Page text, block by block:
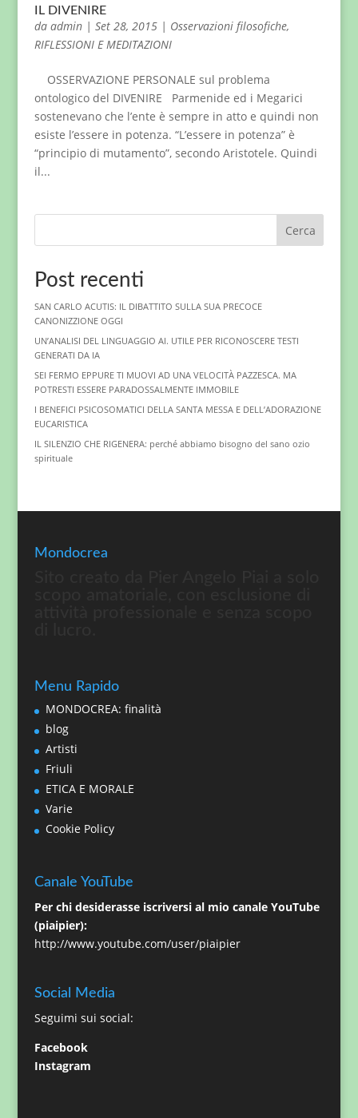
IL DIVENIRE
da admin| Set 28, 2015| Osservazioni filosofiche,
RIFLESSIONI E MEDITAZIONI
OSSERVAZIONE PERSONALE sul problema
ontologico del DIVENIRE Parmenide ed i Megarici
sostenevano che l’ente è sempre in atto e quindi non
esiste l’essere in potenza. “L’essere in potenza” è
“principio di mutamento”, secondo Aristotele. Quindi
il...
Cerca
Post recenti
SAN CARLO ACUTIS: IL DIBATTITO SULLA SUA PRECOCE
CANONIZZIONE OGGI
UN’ANALISI DEL LINGUAGGIO AI. UTILE PER RICONOSCERE TESTI
GENERATI DA IA
SEI FERMO EPPURE TI MUOVI AD UNA VELOCITÀ PAZZESCA. MA
POTRESTI ESSERE PARADOSSALMENTE IMMOBILE
I BENEFICI PSICOSOMATICI DELLA SANTA MESSA E DELL’ADORAZIONE
EUCARISTICA
IL SILENZIO CHE RIGENERA: perché abbiamo bisogno del sano ozio
spirituale
Mondocrea
Menu Rapido
MONDOCREA: finalità
blog
Artisti
Friuli
ETICA E MORALE
Varie
Cookie Policy
Canale YouTube
Per chi desiderasse iscriversi al mio canale YouTube
(piaipier):
http://www.youtube.com/user/piaipier
Social Media
Seguimi sui social:
Facebook
Instagram